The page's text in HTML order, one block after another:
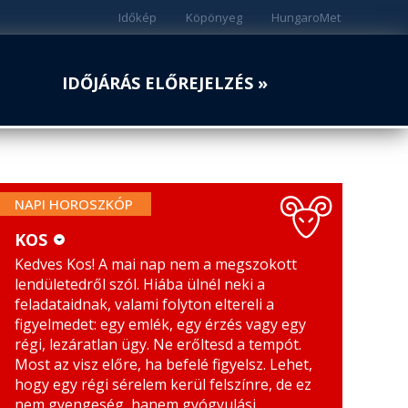
HungaroMet
Köpönyeg
Időkép
IDŐJÁRÁS ELŐREJELZÉS »
NAPI HOROSZKÓP
KOS
BIKA
IKREK
RÁK
MÉRLEG
SKORPIÓ
NYILAS
BAK
KOS
Kedves Kos! A mai nap nem a megszokott
lendületedről szól. Hiába ülnél neki a
feladataidnak, valami folyton eltereli a
figyelmedet: egy emlék, egy érzés vagy egy
régi, lezáratlan ügy. Ne erőltesd a tempót.
Most az visz előre, ha befelé figyelsz. Lehet,
hogy egy régi sérelem kerül felszínre, de ez